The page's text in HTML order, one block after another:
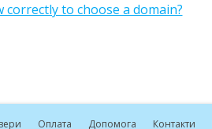
correctly to choose a domain?
Оплата Допомога Контакти